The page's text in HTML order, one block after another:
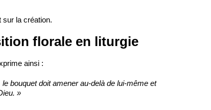
sur la création.
florale en liturgie
ainsi :
bouquet doit amener au-delà de lui-même et
»